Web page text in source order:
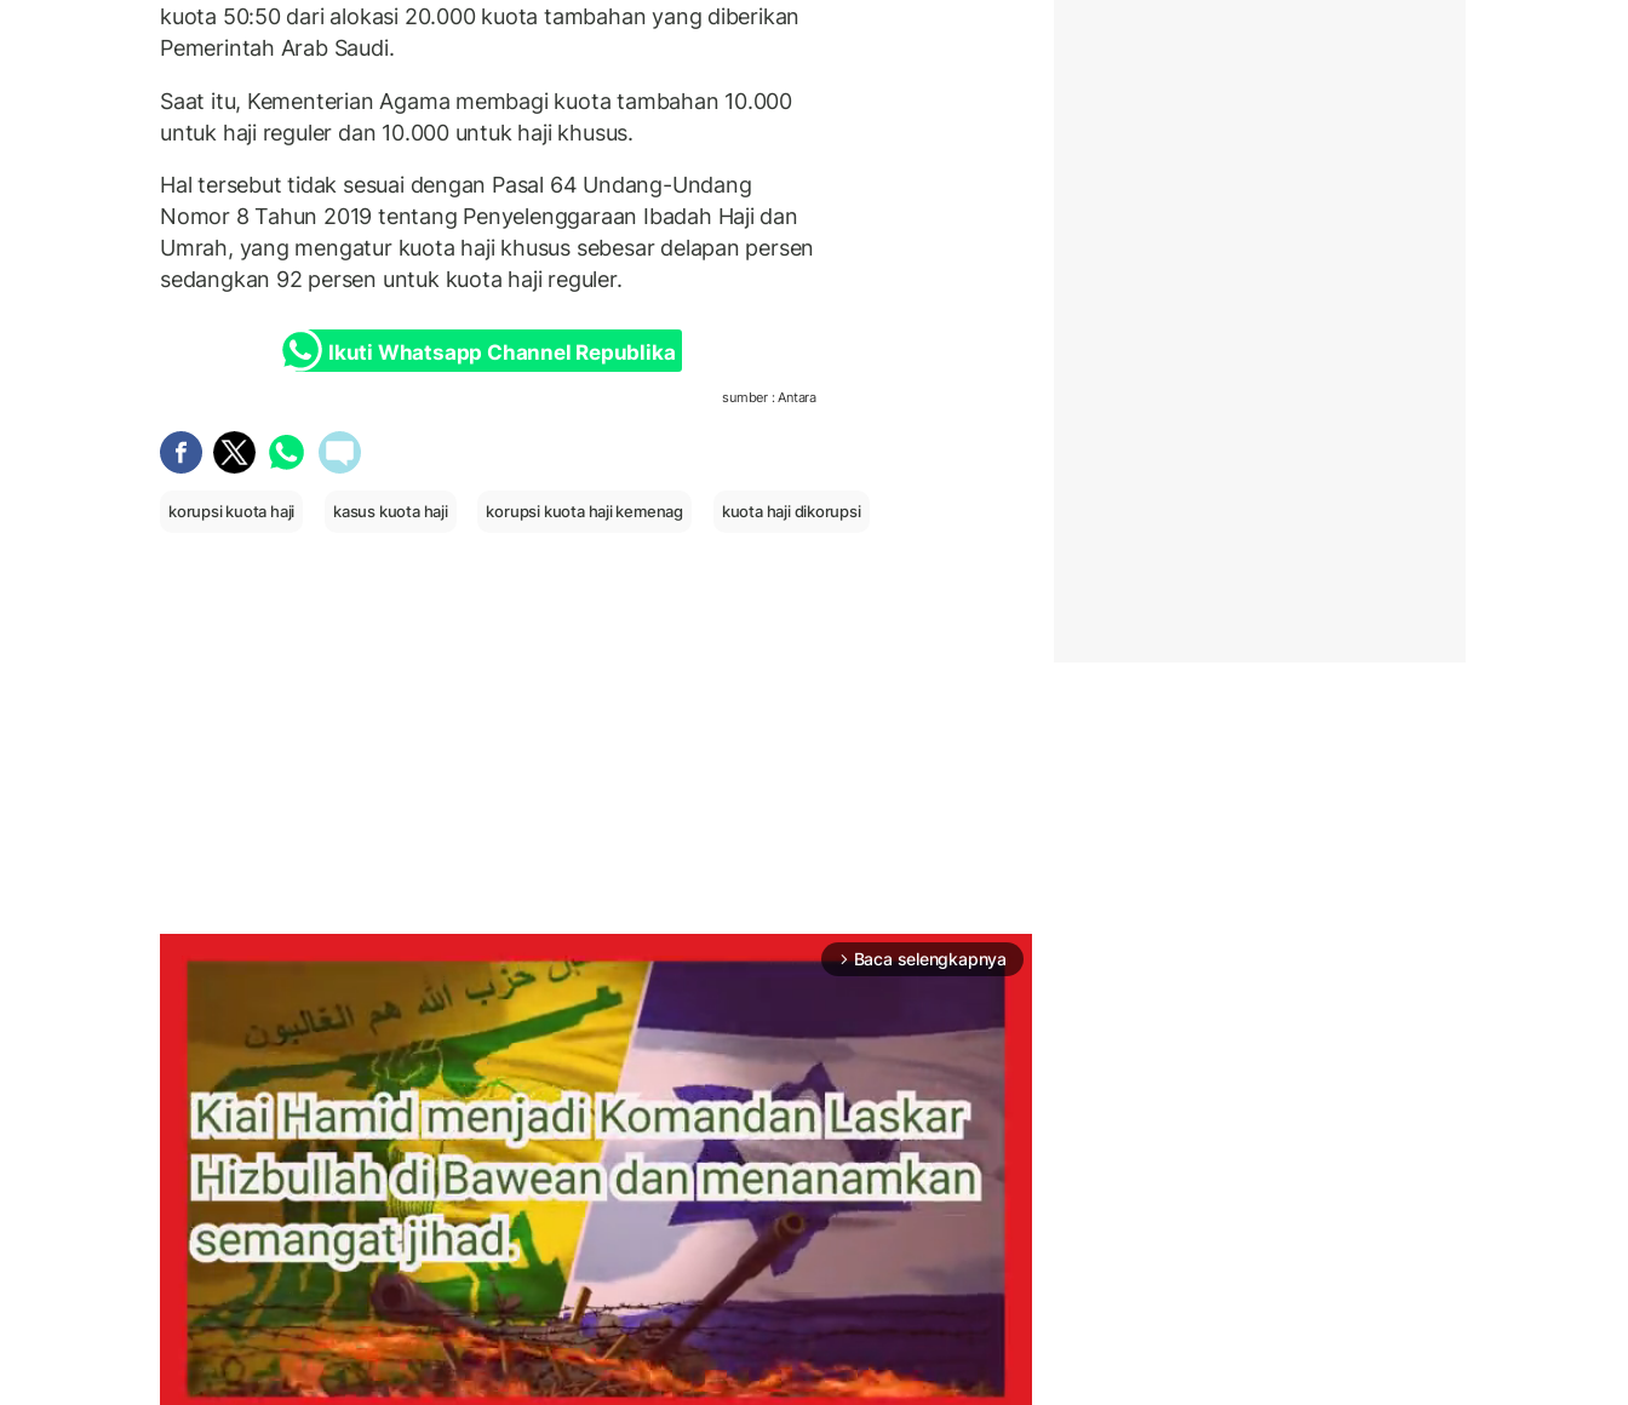
kuota 50:50 dari alokasi 20.000 kuota tambahan yang diberikan
Pemerintah Arab Saudi.
Saat itu, Kementerian Agama membagi kuota tambahan 10.000
untuk haji reguler dan 10.000 untuk haji khusus.
Hal tersebut tidak sesuai dengan Pasal 64 Undang-Undang
Nomor 8 Tahun 2019 tentang Penyelenggaraan Ibadah Haji dan
Umrah, yang mengatur kuota haji khusus sebesar delapan persen
sedangkan 92 persen untuk kuota haji reguler.
Ikuti Whatsapp Channel Republika
sumber : Antara
korupsi kuota haji kasus kuota haji korupsi kuota haji kemenag kuota haji dikorupsi
arrow_forward_ios Baca selengkapnya